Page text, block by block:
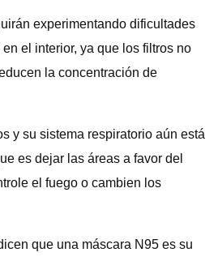
experimentando dificultades
el interior, ya que los filtros no
la concentración de
y su sistema respiratorio aún está
es dejar las áreas a favor del
el fuego o cambien los
que una máscara N95 es su